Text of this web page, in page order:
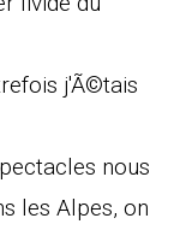
j'Ã©tais
nous
les Alpes, on